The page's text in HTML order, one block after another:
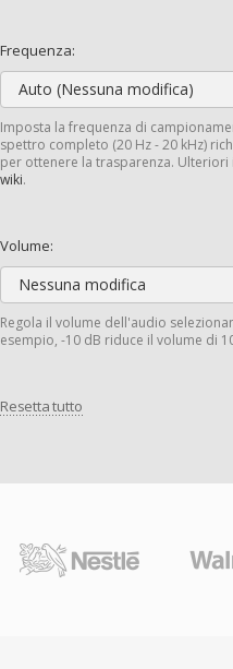
Frequenza:
Auto (Nessuna modifica)
Imposta la frequenza di
spettro completo (20 Hz - 20 kHz)
per ottenere la trasparenza.
wiki.
Volume:
Nessuna modifica
Regola il volume dell'audio
esempio, -10 dB riduce il volume di
Resetta tutto